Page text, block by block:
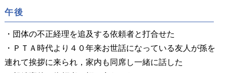
午後
・団体の不正経理を追及する依頼者と打合せた
・ＰＴＡ時代より４０年来お世話になっている友人が孫を
連れて挨拶に来られ，家内も同席し一緒に話した